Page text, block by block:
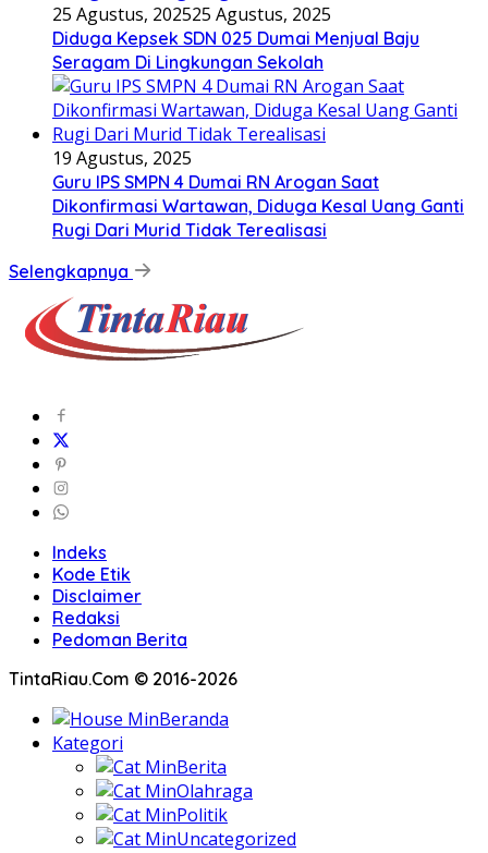
25 Agustus, 202525 Agustus, 2025
Diduga Kepsek SDN 025 Dumai Menjual Baju
Seragam Di Lingkungan Sekolah
19 Agustus, 2025
Guru IPS SMPN 4 Dumai RN Arogan Saat
Dikonfirmasi Wartawan, Diduga Kesal Uang Ganti
Rugi Dari Murid Tidak Terealisasi
Selengkapnya
Indeks
Kode Etik
Disclaimer
Redaksi
Pedoman Berita
TintaRiau.Com © 2016-2026
Beranda
Kategori
Berita
Olahraga
Politik
Uncategorized